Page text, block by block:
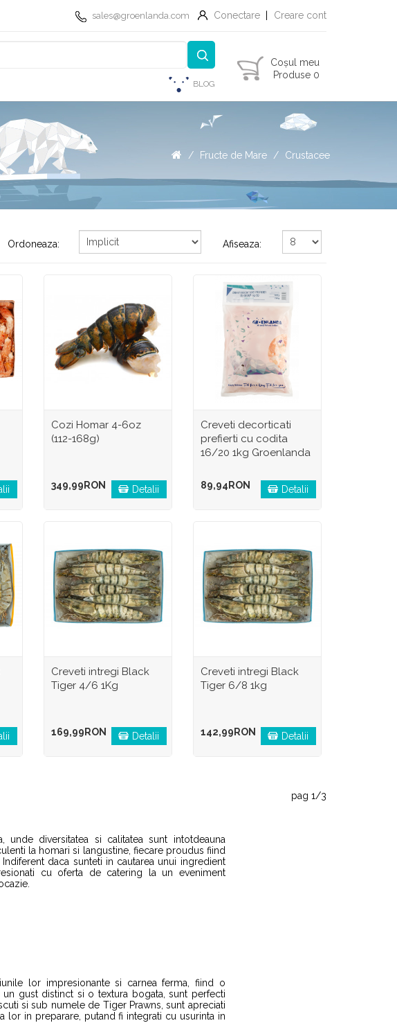
sales@groenlanda.com Conectare Creare cont
BLOG
Coșul meu
Produse 0
Fructe de Mare Crustacee
Ordoneaza: Afiseaza:
Cozi Homar 4-6oz
(112-168g)
349,99RON Detalii
Creveti decorticati
prefierti cu codita
16/20 1kg Groenlanda
89,94RON Detalii
Creveti intregi Black
Tiger 4/6 1Kg
169,99RON Detalii
Creveti intregi Black
Tiger 6/8 1kg
142,99RON Detalii
pag 1/3
unde diversitatea si calitatea sunt intotdeauna
la homari si langustine, fiecare proudus fiind
daca sunteti in cautarea unui ingredient
cu oferta de catering la un eveniment
lor impresionante si carnea ferma, fiind o
gust distinct si o textura bogata, sunt perfecti
si sub numele de Tiger Prawns, sunt apreciati
lor in preparare, putand fi integrati cu usurinta in